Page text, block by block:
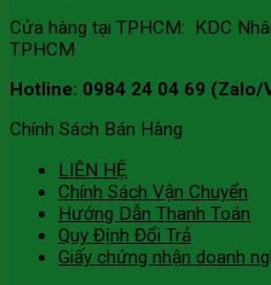
Cửa hàng tại TPHCM: KDC
TPHCM
Hotline: 0984 24 04 69 (Zalo/
Chính Sách Bán Hàng
LIÊN HỆ
Chính Sách Vận Chuyển
Hướng Dẫn Thanh Toán
Quy Định Đổi Trả
Giấy chứng nhận doanh